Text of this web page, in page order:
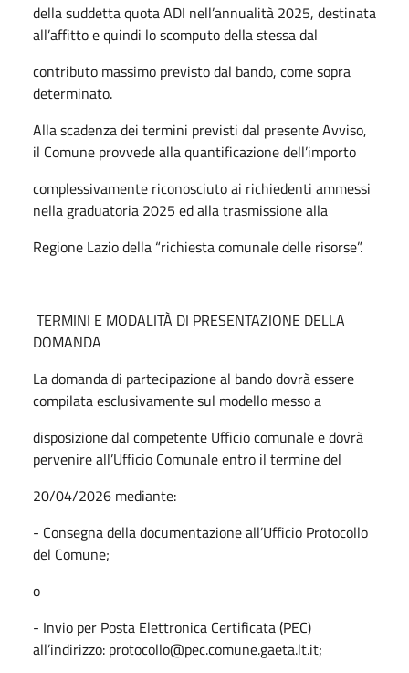
della suddetta quota ADI nell’annualità 2025, destinata
all’affitto e quindi lo scomputo della stessa dal
contributo massimo previsto dal bando, come sopra
determinato.
Alla scadenza dei termini previsti dal presente Avviso,
il Comune provvede alla quantificazione dell’importo
complessivamente riconosciuto ai richiedenti ammessi
nella graduatoria 2025 ed alla trasmissione alla
Regione Lazio della “richiesta comunale delle risorse”.
TERMINI E MODALITÀ DI PRESENTAZIONE DELLA
DOMANDA
La domanda di partecipazione al bando dovrà essere
compilata esclusivamente sul modello messo a
disposizione dal competente Ufficio comunale e dovrà
pervenire all’Ufficio Comunale entro il termine del
20/04/2026 mediante:
- Consegna della documentazione all’Ufficio Protocollo
del Comune;
o
- Invio per Posta Elettronica Certificata (PEC)
all’indirizzo: protocollo@pec.comune.gaeta.lt.it;